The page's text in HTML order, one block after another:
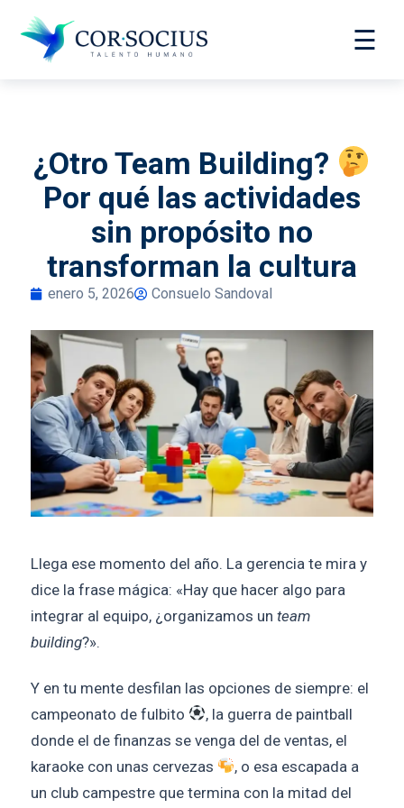
☰
¿Otro Team Building?
Por qué las actividades
sin propósito no
transforman la cultura
enero 5, 2026 Consuelo Sandoval
Llega ese momento del año. La gerencia te mira y
dice la frase mágica: «Hay que hacer algo para
integrar al equipo, ¿organizamos un team
building?».
Y en tu mente desfilan las opciones de siempre: el
campeonato de fulbito
, la guerra de paintball
donde el de finanzas se venga del de ventas, el
karaoke con unas cervezas
, o esa escapada a
un club campestre que termina con la mitad del